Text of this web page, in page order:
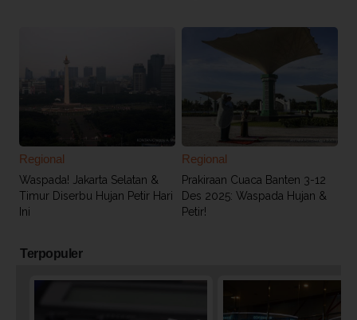
Regional
Waspada! Jakarta Selatan &
Timur Diserbu Hujan Petir Hari
Ini
Regional
Prakiraan Cuaca Banten 3-12
Des 2025: Waspada Hujan &
Petir!
Terpopuler